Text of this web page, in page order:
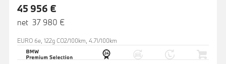
45 956 €
net 37 980 €
EURO 6e, 122g CO2/100km, 4.7l/100km